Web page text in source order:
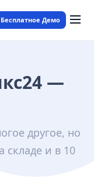
Бесплатное Демо
—
другое, но
складе и в 10